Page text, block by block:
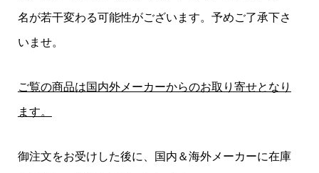
名が若干変わる可能性がございます。予めご了承下さ
いませ。
ご覧の商品は国内外メーカーからのお取り寄せとなり
ます。
御注文をお受けした後に、国内＆海外メーカーに在庫